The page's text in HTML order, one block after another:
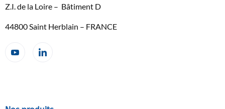
Z.I. de la Loire – Bâtiment D
44800 Saint Herblain – FRANCE